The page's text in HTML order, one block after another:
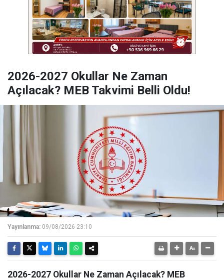
2026-2027 Okullar Ne Zaman
Açılacak? MEB Takvimi Belli Oldu!
Yayınlanma: 09/08/2026 23:10
2026-2027 Okullar Ne Zaman Açılacak? MEB